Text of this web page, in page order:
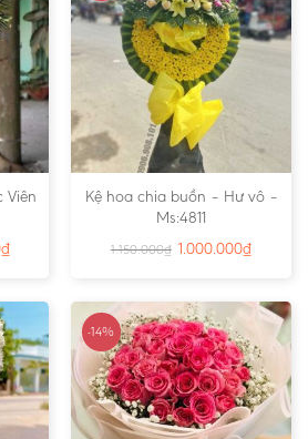
Viên
₫
Kệ hoa chia buồn – Hư vô –
Ms:4811
1.150.000₫ 1.000.000₫
-14%